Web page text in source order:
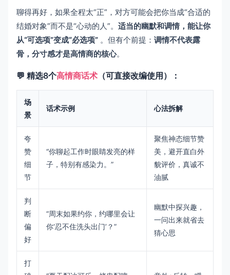
聊得再好，如果全程太“正”，对方可能会把你当成“合适的
结婚对象”而不是“心动的人”。 适当的幽默和调情，能让你
从“可选项”变成“必选项” 。但有个前提： 调情不代表露
骨，分寸感才是高情商的核心。
💬 精选8个高情商话术 （可直接改编使用）：
场
景
话术示例 心法拆解
夸
赞
细
节
“你聊起工作时眼睛发亮的样
子，特别有感染力。”
聚焦神态细节赞
美，避开直白外
貌评价，真诚不
油腻
判
断
偏
好
“周末如果约你，约哪里会让
你‘忍不住洗头出门’？”
幽默中探兴趣，
一问出来就省去
猜心思
打